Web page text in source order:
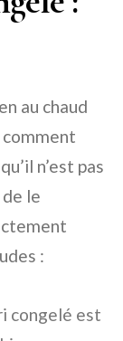
au chaud
comment
n’est pas
le
:
congelé est